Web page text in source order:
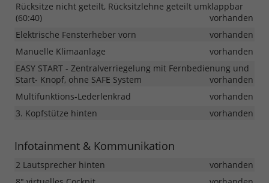
Rücksitze nicht geteilt, Rücksitzlehne geteilt umklappbar
(60:40)
vorhanden
Elektrische Fensterheber vorn
vorhanden
Manuelle Klimaanlage
vorhanden
EASY START - Zentralverriegelung mit Fernbedienung und
Start- Knopf, ohne SAFE System
vorhanden
Multifunktions-Lederlenkrad
vorhanden
3. Kopfstütze hinten
vorhanden
Infotainment & Kommunikation
2 Lautsprecher hinten
vorhanden